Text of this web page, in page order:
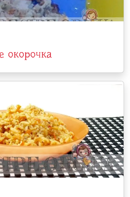
окорочка